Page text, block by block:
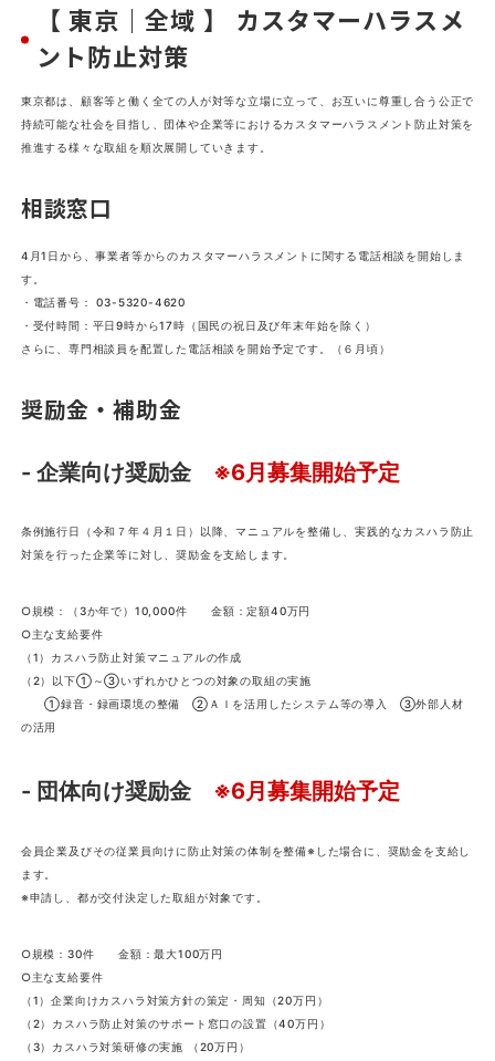
【 東京｜全域 】 カスタマーハラスメ
ント防止対策
東京都は、顧客等と働く全ての人が対等な立場に立って、お互いに尊重し合う公正で
持続可能な社会を目指し、団体や企業等におけるカスタマーハラスメント防止対策を
推進する様々な取組を順次展開していきます。
相談窓口
4月1日から、事業者等からのカスタマーハラスメントに関する電話相談を開始しま
す。
・電話番号： 03-5320-4620
・受付時間：平日9時から17時（国民の祝日及び年末年始を除く）
さらに、専門相談員を配置した電話相談を開始予定です。（６月頃）
奨励金・補助金
- 企業向け奨励金 ※6月募集開始予定
条例施行日（令和７年４月１日）以降、マニュアルを整備し、実践的なカスハラ防止
対策を行った企業等に対し、奨励金を支給します。
○規模：（3か年で）10,000件 金額：定額40万円
○主な支給要件
（1）カスハラ防止対策マニュアルの作成
（2）以下①～③いずれかひとつの対象の取組の実施
①録音・録画環境の整備 ②ＡＩを活用したシステム等の導入 ③外部人材
の活用
- 団体向け奨励金 ※6月募集開始予定
会員企業及びその従業員向けに防止対策の体制を整備※した場合に、奨励金を支給し
ます。
※申請し、都が交付決定した取組が対象です。
○規模：30件 金額：最大100万円
○主な支給要件
（1）企業向けカスハラ対策方針の策定・周知（20万円）
（2）カスハラ防止対策のサポート窓口の設置（40万円）
（3）カスハラ対策研修の実施 （20万円）